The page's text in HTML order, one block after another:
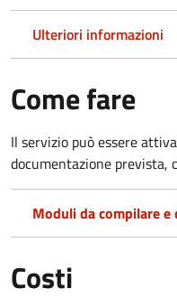
Ulteriori informazioni
Come fare
Il servizio può essere
documentazione prevista,
Moduli da compilare
Costi